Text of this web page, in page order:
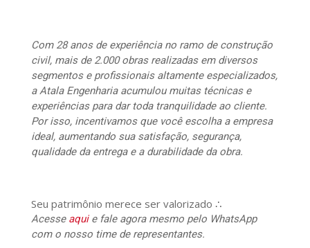
Com 28 anos de experiência no ramo de construção
civil, mais de 2.000 obras realizadas em diversos
segmentos e profissionais altamente especializados,
a Atala Engenharia acumulou muitas técnicas e
experiências para dar toda tranquilidade ao cliente.
Por isso, incentivamos que você escolha a empresa
ideal, aumentando sua satisfação, segurança,
qualidade da entrega e a durabilidade da obra.
Seu patrimônio merece ser valorizado ∴
Acesse aquie fale agora mesmo pelo WhatsApp
com o nosso time de representantes.